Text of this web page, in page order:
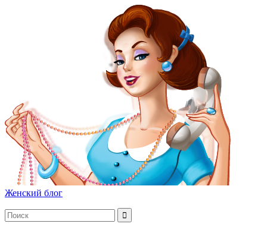
Женский блог